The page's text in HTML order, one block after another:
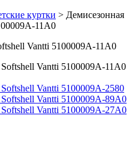
куртки > Демисезонная
11A0
Vantti 5100009A-11A0